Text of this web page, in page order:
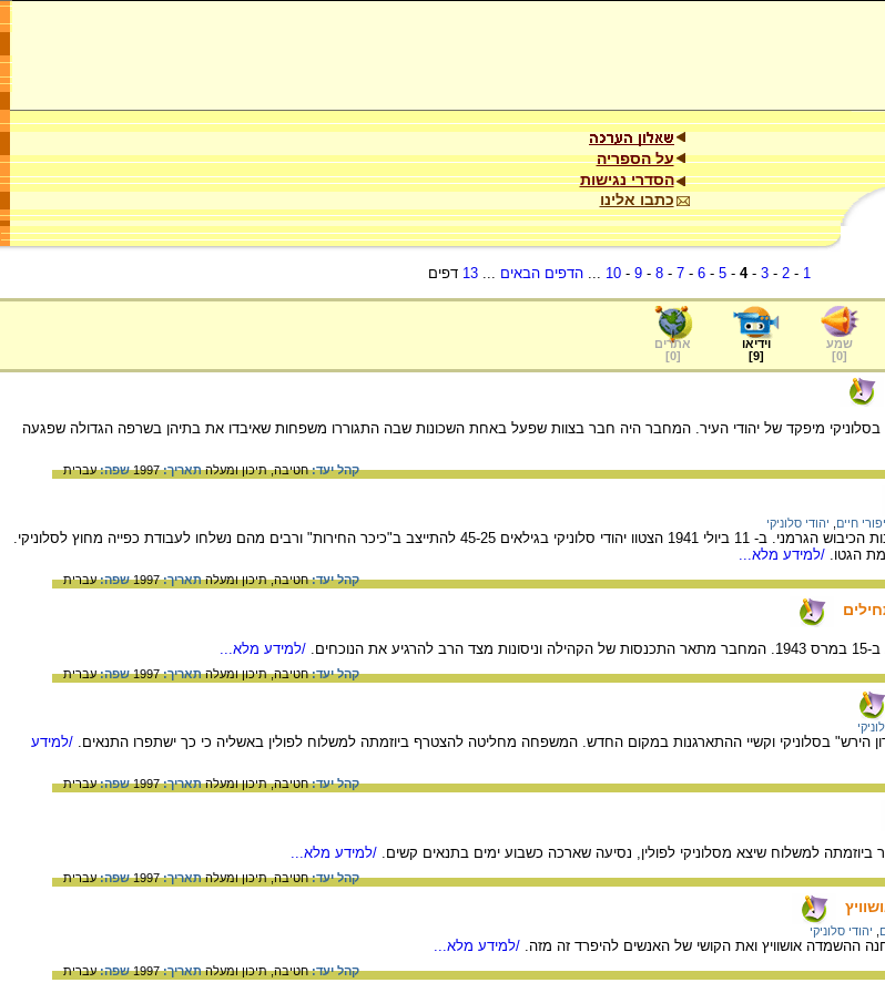
על הספריה
הסדרי נגישות
כתבו אלינו
1
-
2
-
3
-
4
-
5
-
6
-
7
-
8
-
9
-
10
...הדפים הבאים ...
13 דפים
שמע
[
0
]
וידיאו
[
9
]
אתרים
[
0
]
מיפקד של יהודי העיר. המחבר היה חבר בצוות שפעל באחת השכונות שבה התגוררו משפחות שאיבדו את בתיהן בשרפה הגדולה שפגעה
קהל יעד:חטיבה,תיכון ומעלהתאריך:1997 שפה:עברית
חיים יהודי סלוניקי
תיאור הגזרות שהוטלו על יהודי סלוניקי בעקבות הכיבוש הגרמני. ב- 11 ביולי 1941 הצטוו יהודי סלוניקי בגילאים 45-25 להתייצב ב"כיכר החירות" ורבים מהם נשלחו לעבודת כפייה מחוץ לסלוניקי.
/למידע מלא...
קהל יעד:חטיבה,תיכון ומעלהתאריך:1997 שפה:עברית
/למידע מלא...
קהל יעד:חטיבה,תיכון ומעלהתאריך:1997 שפה:עברית
בסלוניקי וקשיי ההתארגנות במקום החדש. המשפחה מחליטה להצטרף ביוזמתה למשלוח לפולין באשליה כי כך ישתפרו התנאים. /למידע
קהל יעד:חטיבה,תיכון ומעלהתאריך:1997 שפה:עברית
/למידע מלא...
קהל יעד:חטיבה,תיכון ומעלהתאריך:1997 שפה:עברית
יהודי סלוניקי
אושוויץ ואת הקושי של האנשים להיפרד זה מזה. /למידע מלא...
קהל יעד:חטיבה,תיכון ומעלהתאריך:1997 שפה:עברית